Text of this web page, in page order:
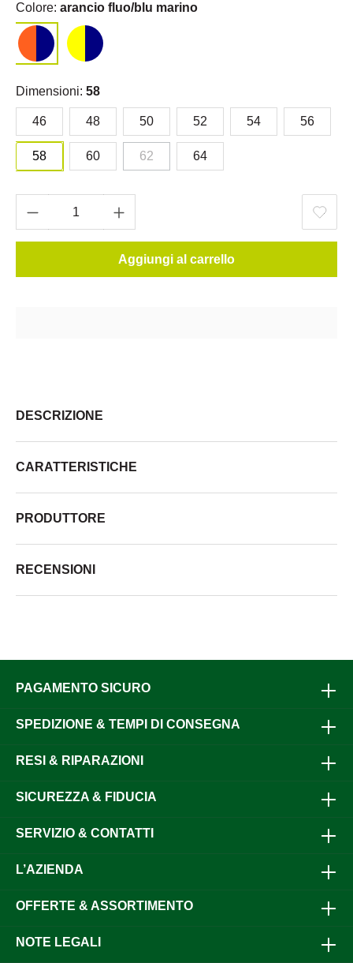
Colore: arancio fluo/blu marino
Dimensioni: 58
46 48 50 52 54 56
58 60 62 64
Aggiungi al carrello
DESCRIZIONE
CARATTERISTICHE
PRODUTTORE
RECENSIONI
PAGAMENTO SICURO
SPEDIZIONE & TEMPI DI CONSEGNA
RESI & RIPARAZIONI
SICUREZZA & FIDUCIA
SERVIZIO & CONTATTI
L’AZIENDA
OFFERTE & ASSORTIMENTO
NOTE LEGALI